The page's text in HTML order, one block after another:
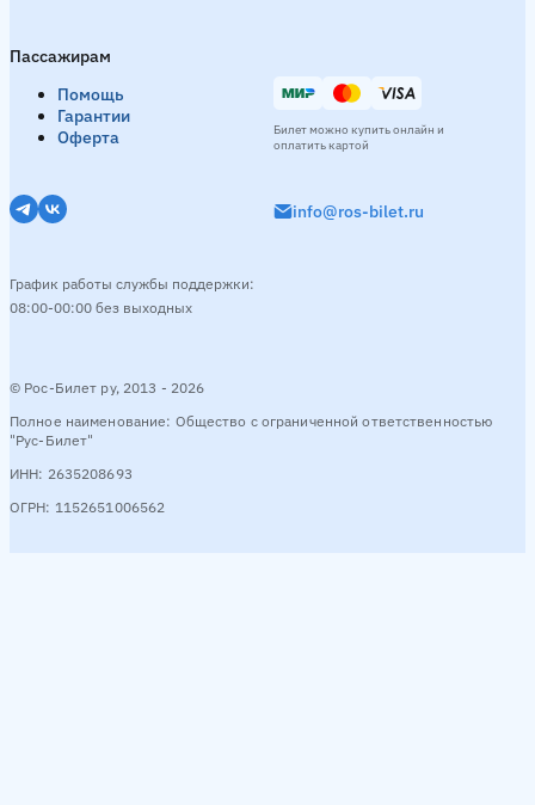
Пассажирам
Помощь
Гарантии
Оферта
© Рос-Билет ру, 2013 - 2026
Полное наименование: Общество с ограниченной ответственностью
"Рус-Билет"
ИНН: 2635208693
ОГРН: 1152651006562
info@ros-bilet.ru
График работы службы поддержки:
08:00-00:00 без выходных
Билет можно купить онлайн и
оплатить картой